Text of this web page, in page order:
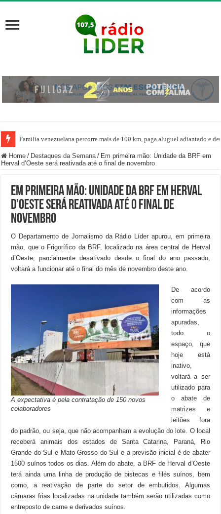
Família venezuelana percorre mais de 100 km, paga aluguel adiantado e
Home / Destaques da Semana / Em primeira mão: Unidade da BRF em
Herval d’Oeste será reativada até o final de novembro
Em primeira mão: Unidade da BRF em Herval
d’Oeste será reativada até o final de
novembro
O Departamento de Jornalismo da Rádio Líder apurou, em primeira
mão, que o Frigorífico da BRF, localizado na área central de Herval
d’Oeste, parcialmente desativado desde o final do ano passado,
voltará a funcionar até o final do mês de novembro deste ano.
A expectativa é pela contratação de 150 novos
colaboradores
De acordo
com as
informações
apuradas,
todo o
espaço, que
hoje está
inativo,
voltará a ser
utilizado para
o abate de
matrizes e
leitões fora
do padrão, ou seja, que não acompanham a evolução do lote. O local
receberá animais dos estados de Santa Catarina, Paraná, Rio
Grande do Sul e Mato Grosso do Sul e a previsão inicial é de abater
1500 suínos todos os dias. Além do abate, a BRF de Herval d’Oeste
terá ainda uma linha de produção de bistecas e filés suínos, bem
como, a reativação de parte do setor de embutidos. Algumas
câmaras frias localizadas na unidade também serão utilizadas como
entreposto de carne e derivados suínos.